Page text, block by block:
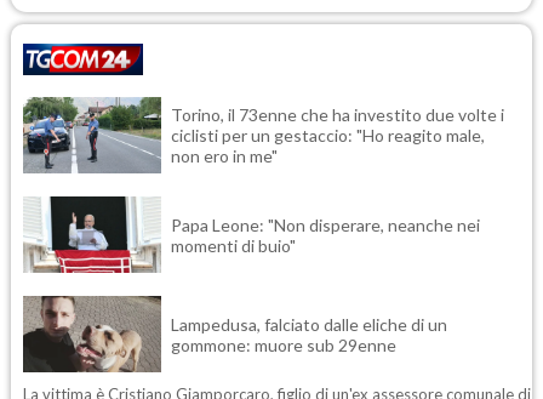
Torino, il 73enne che ha investito due volte i
ciclisti per un gestaccio: "Ho reagito male,
non ero in me"
Papa Leone: "Non disperare, neanche nei
momenti di buio"
Lampedusa, falciato dalle eliche di un
gommone: muore sub 29enne
La vittima è Cristiano Giamporcaro, figlio di un'ex assessore comunale di